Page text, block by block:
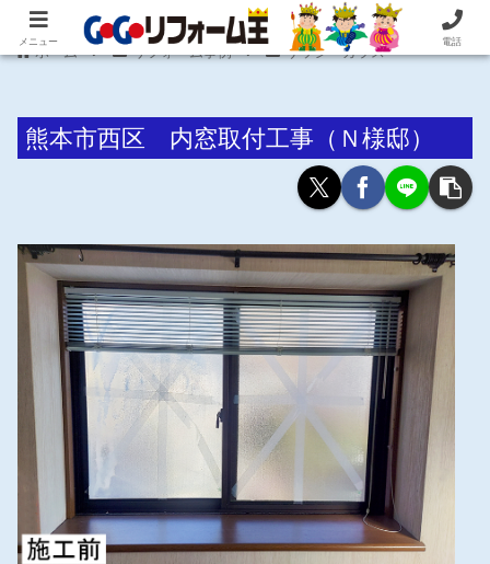
住まいの困ったを即解決！住宅リフォーム専門 株式会社 笠井産業
ホーム リフォーム事例 サッシ・ガラス
熊本市西区 内窓取付工事（Ｎ様邸）
メニュー 電話